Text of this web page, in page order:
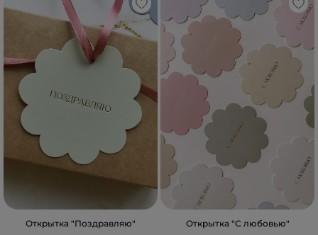
Открытка "Поздравляю" Открытка "С любовью"